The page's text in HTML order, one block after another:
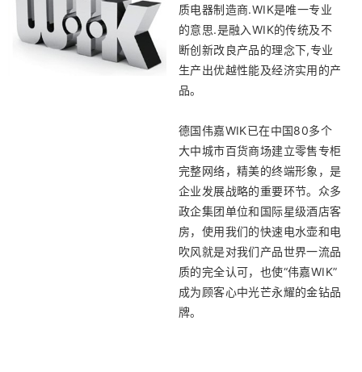
质电器制造商.WIK是唯一专业
的意思.是融入WIK的传统及不
断创新改良产品的理念下,专业
生产出优越性能及经济实用的产
品。
德国伟嘉WIK已在中国80多个
大中城市百货商场建立零售专柜
完整网络，精美的终端形象，是
企业发展战略的重要环节。众多
政企集团单位和国际星级酒店客
房，使用我们的快速电水壶和电
吹风就是对我们产品世界一流品
质的完全认可，也使“伟嘉WIK”
成为顾客心中光芒永耀的金钻品
牌。